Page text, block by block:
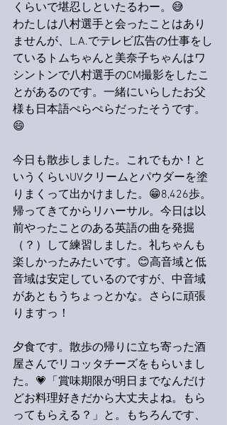
くらいで堪忍しといたるわー。😅
わたしは八村選手と会ったことはあり
ませんが、L.A.でテレビ広告の仕事をし
ているトムちゃんと美奈子ちゃんはワ
シントンで八村選手のCM撮影をしたこ
とがあるのです。一緒にいらしたお父
様も日本語ぺらぺらだったそうです。
😄
今日も散歩しました。これでもか！と
いうくらいUVクリームとパウダーを塗
りまくって出かけました。😁8,426歩。
帰ってきてからリハーサル。今日は以
前やったことのある英語の曲を発掘
（？）して練習しました。礼ちゃんも
楽しかったみたいです。😊高音域と低
音域は安定しているのですが、中音域
があともうちょっとかな。さらに頑張
りますっ！
夕食です。散歩の帰りに立ち寄った酒
屋さんでリコッタチーズをもらいまし
た。💗「賞味期限が明日までなんだけ
どお料理好きだから大丈夫よね。もら
ってもらえる？」と。もちろんです、